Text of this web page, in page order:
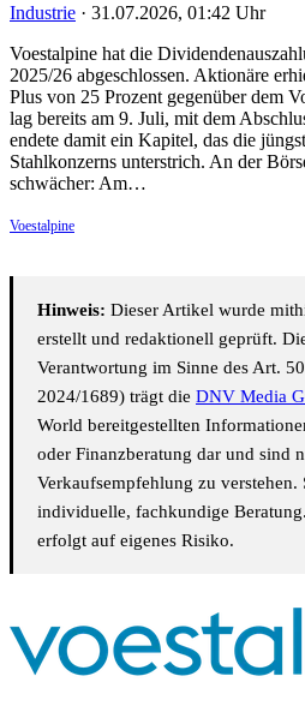
Industrie · 31.07.2026, 01:42 Uhr
Voestalpine hat die
2025/26 abgeschlossen. Aktionäre
Plus von 25 Prozent gegenüber dem
lag bereits am 9. Juli, mit dem
endete damit ein Kapitel, das die
Stahlkonzerns unterstrich. An der
schwächer: Am…
Voestalpine
Hinweis: Dieser Artikel wurde
erstellt und redaktionell geprüft.
Verantwortung im Sinne des Art.
2024/1689) trägt die DNV Media
World bereitgestellten
oder Finanzberatung dar und sind
Verkaufsempfehlung zu verstehen.
individuelle, fachkundige
erfolgt auf eigenes Risiko.